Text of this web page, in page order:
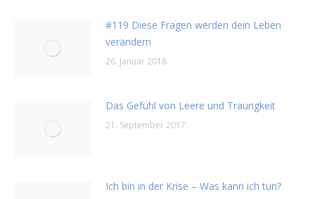
#119 Diese Fragen werden dein Leben
verändern
26. Januar 2018
Das Gefühl von Leere und Traurigkeit
21. September 2017
Ich bin in der Krise – Was kann ich tun?